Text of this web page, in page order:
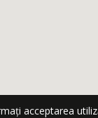
acceptarea